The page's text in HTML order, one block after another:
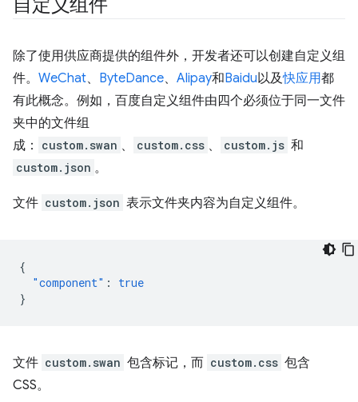
自定义组件
除了使用供应商提供的组件外，开发者还可以创建自定义组
件。 WeChat、 ByteDance、 Alipay和Baidu以及快应用都
有此概念。例如，百度自定义组件由四个必须位于同一文件
夹中的文件组
成：
custom.swan 、 custom.css 、 custom.js 和
custom.json 。
文件 custom.json 表示文件夹内容为自定义组件。
{
"component" :
true
}
文件 custom.swan 包含标记，而 custom.css 包含
CSS。